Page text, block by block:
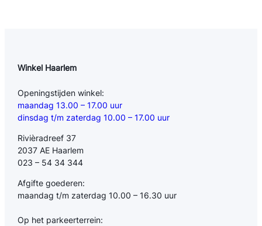
Winkel Haarlem
Openingstijden winkel:
maandag 13.00 – 17.00 uur
dinsdag t/m zaterdag 10.00 – 17.00 uur
Rivièradreef 37
2037 AE Haarlem
023 – 54 34 344
Afgifte goederen:
maandag t/m zaterdag 10.00 – 16.30 uur
Op het parkeerterrein: